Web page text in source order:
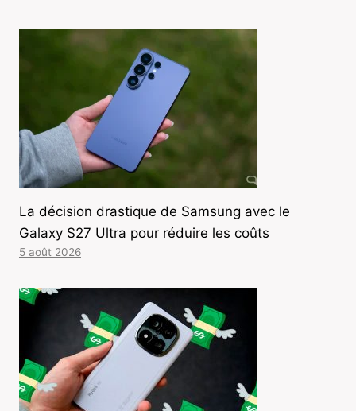
La décision drastique de Samsung avec le
Galaxy S27 Ultra pour réduire les coûts
5 août 2026